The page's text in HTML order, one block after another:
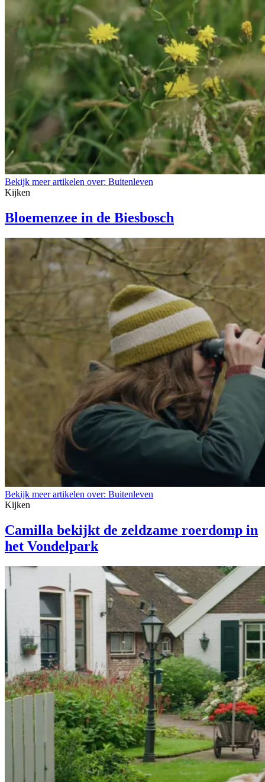
Bekijk meer artikelen over: Buitenleven
Kijken
Bloemenzee in de Biesbosch
Bekijk meer artikelen over: Buitenleven
Kijken
Camilla bekijkt de zeldzame roerdomp in
het Vondelpark